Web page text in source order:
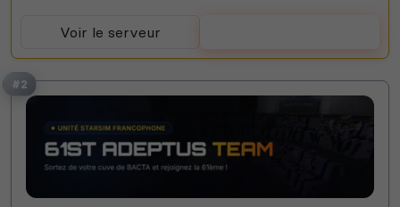
Voir le serveur
#2